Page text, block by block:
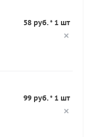
58 руб. * 1 шт
99 руб. * 1 шт